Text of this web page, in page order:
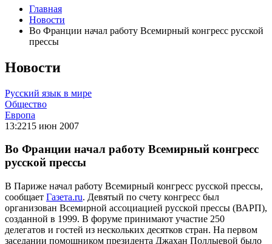
Главная
Новости
Во Франции начал работу Всемирный конгресс русской
прессы
Новости
Русский язык в мире
Общество
Европа
13:2215 июн 2007
Во Франции начал работу Всемирный конгресс
русской прессы
В Париже начал работу Всемирный конгресс русской прессы,
сообщает Газета.ru. Девятый по счету конгресс был
организован Всемирной ассоциацией русской прессы (ВАРП),
созданной в 1999. В форуме принимают участие 250
делегатов и гостей из нескольких десятков стран. На первом
заседании помощником президента Джахан Поллыевой было